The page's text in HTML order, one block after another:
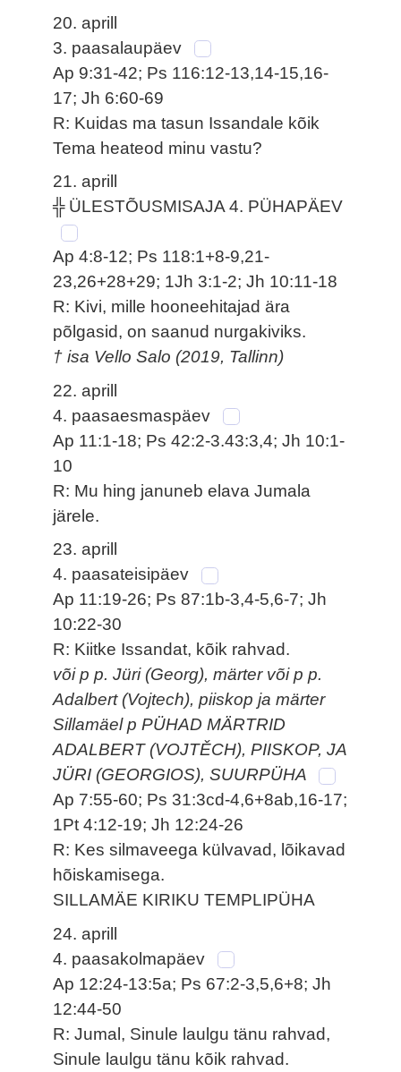
20. aprill
3. paasalaupäev
Ap 9:31-42; Ps 116:12-13,14-15,16-
17; Jh 6:60-69
R: Kuidas ma tasun Issandale kõik
Tema heateod minu vastu?
21. aprill
╬ ÜLESTÕUSMISAJA 4. PÜHAPÄEV
Ap 4:8-12; Ps 118:1+8-9,21-
23,26+28+29; 1Jh 3:1-2; Jh 10:11-18
R: Kivi, mille hooneehitajad ära
põlgasid, on saanud nurgakiviks.
† isa Vello Salo (2019, Tallinn)
22. aprill
4. paasaesmaspäev
Ap 11:1-18; Ps 42:2-3.43:3,4; Jh 10:1-
10
R: Mu hing januneb elava Jumala
järele.
23. aprill
4. paasateisipäev
Ap 11:19-26; Ps 87:1b-3,4-5,6-7; Jh
10:22-30
R: Kiitke Issandat, kõik rahvad.
või p p. Jüri (Georg), märter või p p.
Adalbert (Vojtech), piiskop ja märter
Sillamäel p PÜHAD MÄRTRID
ADALBERT (VOJTĚCH), PIISKOP, JA
JÜRI (GEORGIOS), SUURPÜHA
Ap 7:55-60; Ps 31:3cd-4,6+8ab,16-17;
1Pt 4:12-19; Jh 12:24-26
R: Kes silmaveega külvavad, lõikavad
hõiskamisega.
SILLAMÄE KIRIKU TEMPLIPÜHA
24. aprill
4. paasakolmapäev
Ap 12:24-13:5a; Ps 67:2-3,5,6+8; Jh
12:44-50
R: Jumal, Sinule laulgu tänu rahvad,
Sinule laulgu tänu kõik rahvad.